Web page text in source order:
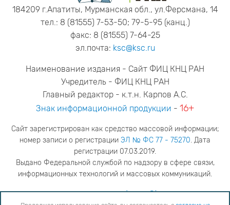
184209 г.Апатиты, Мурманская обл., ул.Ферсмана, 14
тел.: 8 (81555) 7-53-50; 79-5-95 (канц.)
факс: 8 (81555) 7-64-25
эл.почта: ksc@ksc.ru
Наименование издания - Сайт ФИЦ КНЦ РАН
Учредитель - ФИЦ КНЦ РАН
Главный редактор - к.т.н. Карпов А.С.
Знак информационной продукции - 16+
Сайт зарегистрирован как средство массовой информации;
номер записи о регистрации ЭЛ № ФС 77 - 75270. Дата
регистрации 07.03.2019.
Выдано Федеральной службой по надзору в сфере связи,
информационных технологий и массовых коммуникаций.
адрес редакцииya.stogova@ksc.ru